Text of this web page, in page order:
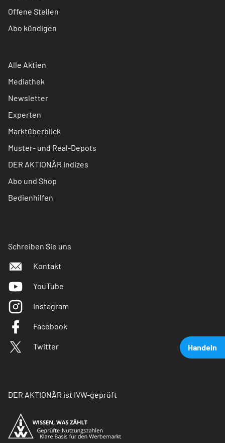
Handeln
Offene Stellen
Abo kündigen
Alle Aktien
Mediathek
Newsletter
Experten
Marktüberblick
Muster- und Real-Depots
DER AKTIONÄR Indizes
Abo und Shop
Bedienhilfen
Schreiben Sie uns
Kontakt
YouTube
Instagram
Facebook
Twitter
DER AKTIONÄR ist IVW-geprüft